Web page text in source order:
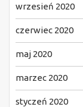
wrzesień 2020
czerwiec 2020
maj 2020
marzec 2020
styczeń 2020